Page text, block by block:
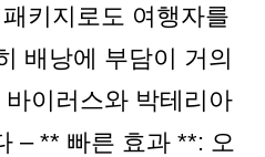
키지로도 여행자를
배낭에 부담이 거의
이러스와 박테리아
– ** 빠른 효과 **: 오